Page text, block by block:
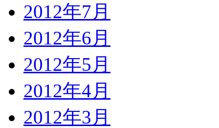
2012年7月
2012年6月
2012年5月
2012年4月
2012年3月